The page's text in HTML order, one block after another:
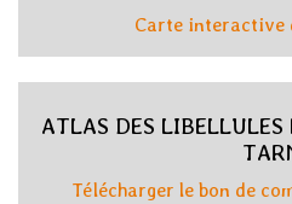
Carte interactive
ATLAS DES
Télécharger le bon de